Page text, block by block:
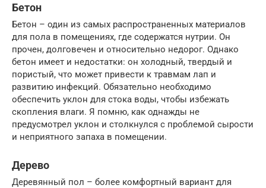
Бетон
Бетон – один из самых распространенных материалов
для пола в помещениях, где содержатся нутрии. Он
прочен, долговечен и относительно недорог. Однако
бетон имеет и недостатки: он холодный, твердый и
пористый, что может привести к травмам лап и
развитию инфекций. Обязательно необходимо
обеспечить уклон для стока воды, чтобы избежать
скопления влаги. Я помню, как однажды не
предусмотрел уклон и столкнулся с проблемой сырости
и неприятного запаха в помещении.
Дерево
Деревянный пол – более комфортный вариант для